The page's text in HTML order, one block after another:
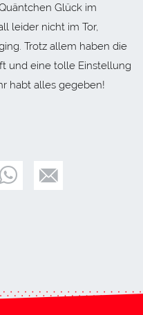
Glück im
leider nicht im Tor,
Trotz allem haben die
und eine tolle Einstellung
habt alles gegeben!